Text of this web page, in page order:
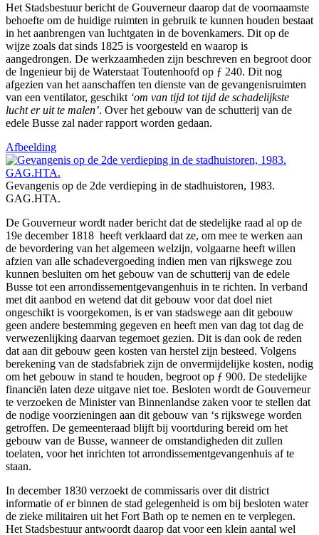
Het Stadsbestuur bericht de Gouverneur daarop dat de voornaamste
behoefte om de huidige ruimten in gebruik te kunnen houden bestaat
in het aanbrengen van luchtgaten in de bovenkamers. Dit op de
wijze zoals dat sinds 1825 is voorgesteld en waarop is
aangedrongen. De werkzaamheden zijn beschreven en begroot door
de Ingenieur bij de Waterstaat Toutenhoofd op ƒ 240. Dit nog
afgezien van het aanschaffen ten dienste van de gevangenisruimten
van een ventilator, geschikt ‘om van tijd tot tijd de schadelijkste
lucht er uit te malen’. Over het gebouw van de schutterij van de
edele Busse zal nader rapport worden gedaan.
Afbeelding
Gevangenis op de 2de verdieping in de stadhuistoren, 1983.
GAG.HTA.
De Gouverneur wordt nader bericht dat de stedelijke raad al op de
19e december 1818 heeft verklaard dat ze, om mee te werken aan
de bevordering van het algemeen welzijn, volgaarne heeft willen
afzien van alle schadevergoeding indien men van rijkswege zou
kunnen besluiten om het gebouw van de schutterij van de edele
Busse tot een arrondissementgevangenhuis in te richten. In verband
met dit aanbod en wetend dat dit gebouw voor dat doel niet
ongeschikt is voorgekomen, is er van stadswege aan dit gebouw
geen andere bestemming gegeven en heeft men van dag tot dag de
verwezenlijking daarvan tegemoet gezien. Dit is dan ook de reden
dat aan dit gebouw geen kosten van herstel zijn besteed. Volgens
berekening van de stadsfabriek zijn de onvermijdelijke kosten, nodig
om het gebouw in stand te houden, begroot op ƒ 900. De stedelijke
financiën laten deze uitgave niet toe. Besloten wordt de Gouverneur
te verzoeken de Minister van Binnenlandse zaken voor te stellen dat
de nodige voorzieningen aan dit gebouw van ‘s rijkswege worden
getroffen. De gemeenteraad blijft bij voortduring bereid om het
gebouw van de Busse, wanneer de omstandigheden dit zullen
toelaten, voor het inrichten tot arrondissementgevangenhuis af te
staan.
In december 1830 verzoekt de commissaris over dit district
informatie of er binnen de stad gelegenheid is om bij besloten water
de zieke militairen uit het Fort Bath op te nemen en te verplegen.
Het Stadsbestuur antwoordt daarop dat voor een klein aantal wel